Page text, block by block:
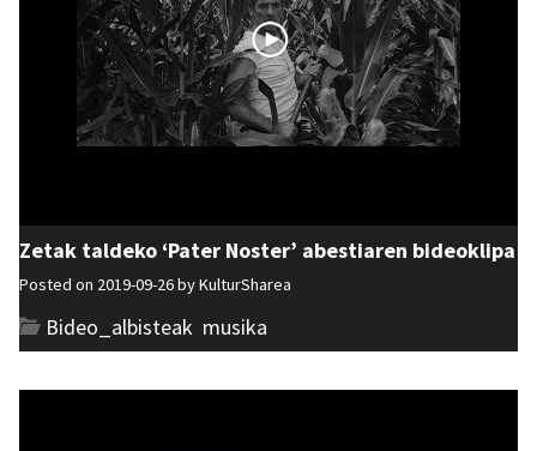
Zetak taldeko ‘Pater Noster’ abestiaren bideoklipa
Posted on 2019-09-26 byKulturSharea
Bideo_albisteak musika